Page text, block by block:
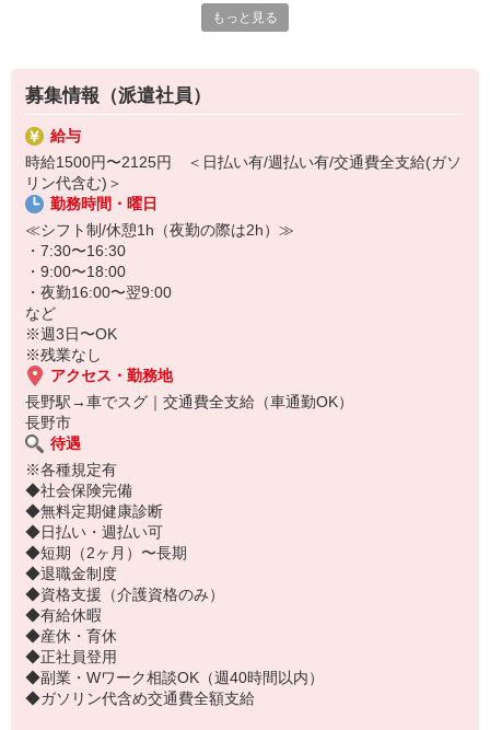
＊シーツ交換
＊患者さんの誘導
＊入浴や食事などの介助 など
環境、待遇どちらも良好◎
病院勤務が初めての方の定着率も高め☆
お試し2ヶ月〜の勤務も大歓迎です♪
もっと見る
募集情報（派遣社員）
給与
時給1500円〜2125円 ＜日払い有/週払い有/交通費全支給(ガソ
リン代含む)＞
勤務時間・曜日
≪シフト制/休憩1h（夜勤の際は2h）≫
・7:30〜16:30
・9:00〜18:00
・夜勤16:00〜翌9:00
など
※週3日〜OK
※残業なし
アクセス・勤務地
長野駅→車でスグ｜交通費全支給（車通勤OK）
長野市
待遇
※各種規定有
◆社会保険完備
◆無料定期健康診断
◆日払い・週払い可
◆短期（2ヶ月）〜長期
◆退職金制度
◆資格支援（介護資格のみ）
◆有給休暇
◆産休・育休
◆正社員登用
◆副業・Wワーク相談OK（週40時間以内）
◆ガソリン代含め交通費全額支給